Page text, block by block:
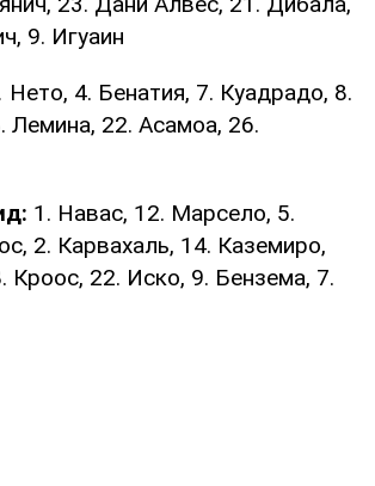
9. Игуаин
Нето, 4. Бенатия, 7. Куадрадо, 8.
Лемина, 22. Асамоа, 26.
1. Навас, 12. Марсело, 5.
2. Карвахаль, 14. Каземиро,
Кроос, 22. Иско, 9. Бензема, 7.